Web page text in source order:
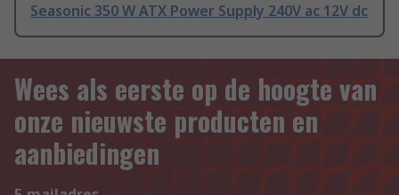
Seasonic 350 W ATX Power Supply 240V ac 12V dc
Wees als eerste op de hoogte van
onze nieuwste producten en
aanbiedingen